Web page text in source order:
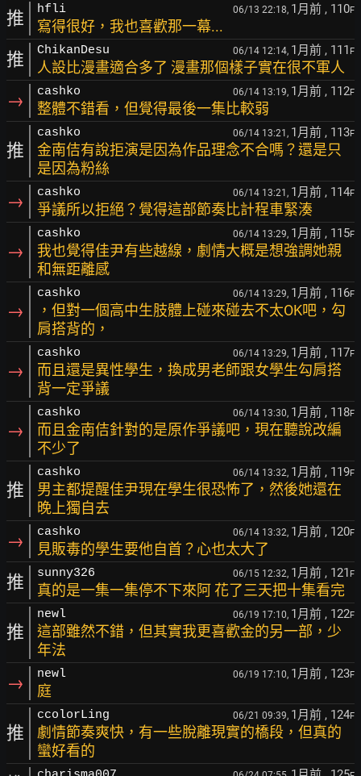
推 hfli 06/13 22:18, 1月前 , 110F
寫得很好，我也喜歡那一幕...
推 ChikanDesu 06/14 12:14, 1月前 , 111 F
人設比漫畫適合多了 漫畫那個樣子實在很不軍人
→ cashko 06/14 13:19, 1月前 , 112F
整體不錯看，但覺得最後一集比較弱
推
cashko 06/14 13:21, 1月前 , 113F
金南佶有說拒演是因為作品理念不合嗎？還是只
是因為粉絲
→ cashko 06/14 13:21, 1月前 , 114F
爭議所以拒絕？覺得這部節奏比計程車緊湊
→
cashko 06/14 13:29, 1月前 , 115F
我也覺得佳尹有些越線，劇情大概是想強調她親
和無距離感
→
cashko 06/14 13:29, 1月前 , 116F
，但對一個高中生肢體上碰來碰去不太OK吧，勾
肩搭背的，
→
cashko 06/14 13:29, 1月前 , 117F
而且還是異性學生，換成男老師跟女學生勾肩搭
背一定爭議
→
cashko 06/14 13:30, 1月前 , 118F
而且金南佶針對的是原作爭議吧，現在聽說改編
不少了
推
cashko 06/14 13:32, 1月前 , 119F
男主都提醒佳尹現在學生很恐怖了，然後她還在
晚上獨自去
→ cashko 06/14 13:32, 1月前 , 120F
見販毒的學生要他自首？心也太大了
推 sunny326 06/15 12:32, 1月前 , 121 F
真的是一集一集停不下來阿 花了三天把十集看完
推
newl 06/19 17:10, 1月前 , 122F
這部雖然不錯，但其實我更喜歡金的另一部，少
年法
→ newl 06/19 17:10, 1月前 , 123F
庭
推
ccolorLing 06/21 09:39, 1月前 , 124F
劇情節奏爽快，有一些脫離現實的橋段，但真的
蠻好看的